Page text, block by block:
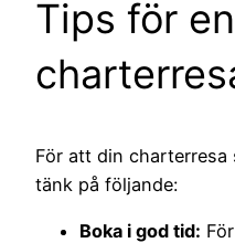
Tips för
För att din
tänk på följande:
Boka i god tid: